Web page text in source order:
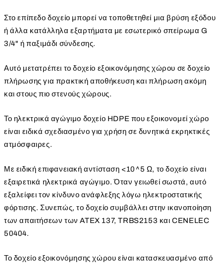
Στο επίπεδο δοχείο μπορεί να τοποθετηθεί μια βρύση εξόδου
ή άλλα κατάλληλα εξαρτήματα με εσωτερικό σπείρωμα G
3/4" ή παξιμάδι σύνδεσης.
Αυτό μετατρέπει το δοχείο εξοικονόμησης χώρου σε δοχείο
πλήρωσης για πρακτική αποθήκευση και πλήρωση ακόμη
και στους πιο στενούς χώρους.
Το ηλεκτρικά αγώγιμο δοχείο HDPE που εξοικονομεί χώρο
είναι ειδικά σχεδιασμένο για χρήση σε δυνητικά εκρηκτικές
ατμόσφαιρες.
Με ειδική επιφανειακή αντίσταση <10^5 Ω, το δοχείο είναι
εξαιρετικά ηλεκτρικά αγώγιμο. Όταν γειωθεί σωστά, αυτό
εξαλείφει τον κίνδυνο ανάφλεξης λόγω ηλεκτροστατικής
φόρτισης. Συνεπώς, το δοχείο συμβάλλει στην ικανοποίηση
των απαιτήσεων των ATEX 137, TRBS2153 και CENELEC
50404.
Το δοχείο εξοικονόμησης χώρου είναι κατασκευασμένο από